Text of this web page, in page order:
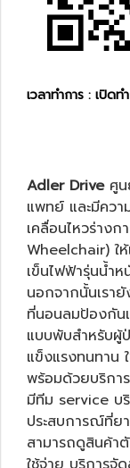
เวลาทำการ : เปิด
Adler Driveศูน
แพทย์ และมีคว
เคลื่อนไหวร่าง
Wheelchair) ใ
เข็นไฟฟ้ารุ่นน้ำห
นอกจากนั้นเรา
ที่นอนลมป้องกั
แบบพับสำหรับผู้
แข็งแรงทนทาน
พร้อมด้วยบริกา
มีทีม service บ
ประสบการณ์ที่ย
สามารถดูสินค้า